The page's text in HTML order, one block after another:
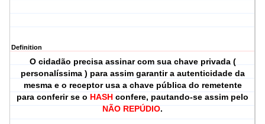
Definition
O cidadão precisa assinar com sua chave privada (
personalíssima ) para assim garantir a autenticidade da
mesma e o receptor usa a chave pública do remetente
para conferir se o HASH confere, pautando-se assim pelo
NÃO REPÚDIO.